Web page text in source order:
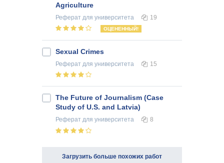
Agriculture
Реферат для университета 19
ОЦЕНЕННЫЙ!
Sexual Crimes
Реферат для университета 15
The Future of Journalism (Case
Study of U.S. and Latvia)
Реферат для университета 8
Загрузить больше похожих работ